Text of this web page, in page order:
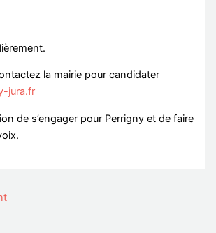
la mairie pour candidater
jura.fr
de s’engager pour Perrigny et de faire